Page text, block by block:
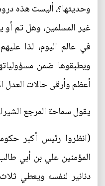
وحديثها؟، أليست هذه
غير المسلمين، وهل تم أو
في عالم اليوم، لذا
ويطبقوها ضمن
أعظم وأرقى حالات العدل
يقول سماحة المرجع
(انظروا رئيس أكبر
المؤمنين علي بن أبي
دنانير لنفسه ويعطي